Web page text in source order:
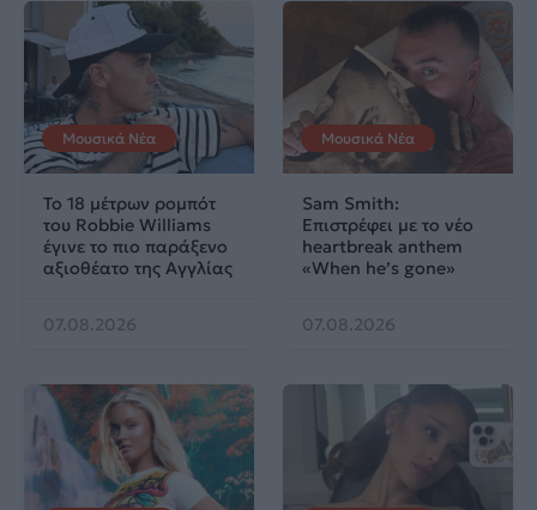
Μουσικά Νέα
Το 18 μέτρων ρομπότ
του Robbie Williams
έγινε το πιο παράξενο
αξιοθέατο της Αγγλίας
07.08.2026
Μουσικά Νέα
Sam Smith:
Επιστρέφει με το νέο
heartbreak anthem
«When he’s gone»
07.08.2026